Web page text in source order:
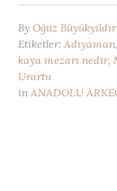
By Oğuz
Etiketler: Adıyaman,
kaya mezarı nedir,
Urartu
in ANADOLU